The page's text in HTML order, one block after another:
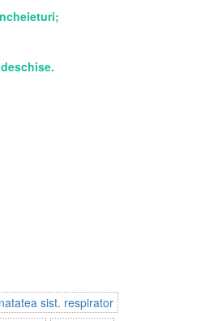
deschise.
sist. respirator